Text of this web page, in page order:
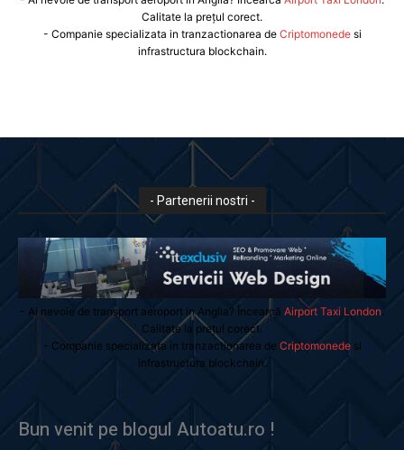
Calitate la prețul corect.
- Companie specializata in tranzactionarea de Criptomonedesi
infrastructura blockchain.
- Partenerii nostri -
- Ai nevoie de transport aeroport in Anglia? Încearcă Airport Taxi London
Calitate la prețul corect.
- Companie specializata in tranzactionarea de Criptomonedesi
infrastructura blockchain.
Bun venit pe blogul Autoatu.ro !